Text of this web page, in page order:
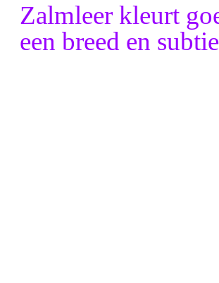
Zalmleer kleurt
een breed en